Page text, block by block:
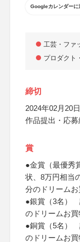
Googleカレンダーに
工芸・ファ
プロダクト
締切
2024年02月20
作品提出・応
賞
●金賞（最優秀
状、8万円相当
分のドリームお
●銀賞（3名）
のドリームお買
●銅賞（5名）
のドリームお買